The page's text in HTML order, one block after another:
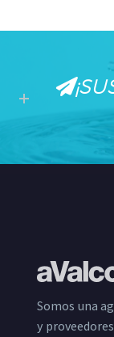
Somos una
y